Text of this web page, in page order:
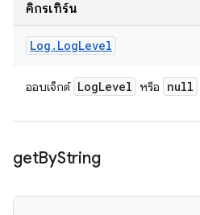
คิกรีเทิร์น
Log . LogLevel
ออบเจ็กต์ LogLevel หรือ null
getByString